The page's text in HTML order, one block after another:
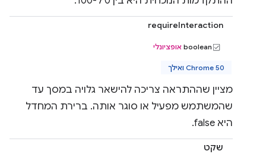
requireInteraction
boolean אופציונלי
Chrome 50 ואילך
מציין שההתראה צריכה להישאר גלויה במסך עד
שהמשתמש מפעיל או סוגר אותה. ברירת המחדל
היא false.
שקט